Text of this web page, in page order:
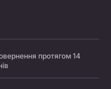
протягом 14